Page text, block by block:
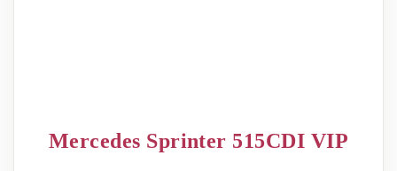
Mercedes Sprinter 515CDI VIP